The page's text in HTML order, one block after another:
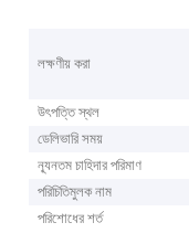
লক্ষণীয় করা
উৎপত্তি স্থল
ডেলিভারি সময়
ন্যূনতম চাহিদার পরিমাণ
পরিচিতিমুলক নাম
পরিশোধের শর্ত